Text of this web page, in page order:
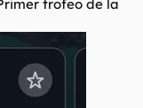
trofeo de la